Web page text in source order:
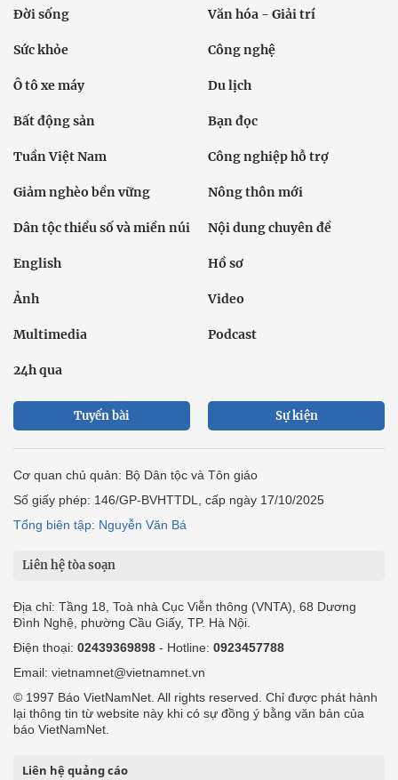
Đời sống Văn hóa - Giải trí
Sức khỏe Công nghệ
Ô tô xe máy Du lịch
Bất động sản Bạn đọc
Tuần Việt Nam Công nghiệp hỗ trợ
Giảm nghèo bền vững Nông thôn mới
Dân tộc thiểu số và miền núi Nội dung chuyên đề
English Hồ sơ
Ảnh Video
Multimedia Podcast
24h qua
Tuyến bài Sự kiện
Cơ quan chủ quản: Bộ Dân tộc và Tôn giáo
Số giấy phép: 146/GP-BVHTTDL, cấp ngày 17/10/2025
Tổng biên tập: Nguyễn Văn Bá
Liên hệ tòa soạn
Địa chỉ: Tầng 18, Toà nhà Cục Viễn thông (VNTA), 68 Dương
Đình Nghệ, phường Cầu Giấy, TP. Hà Nội.
Điện thoại: 02439369898 - Hotline: 0923457788
Email: vietnamnet@vietnamnet.vn
© 1997 Báo VietNamNet. All rights reserved. Chỉ được phát hành
lại thông tin từ website này khi có sự đồng ý bằng văn bản của
báo VietNamNet.
Liên hệ quảng cáo